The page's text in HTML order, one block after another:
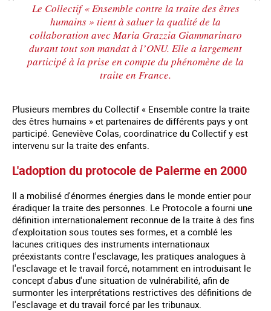
Le Collectif « Ensemble contre la traite des êtres
humains » tient à saluer la qualité de la
collaboration avec Maria Grazzia Giammarinaro
durant tout son mandat à l’ONU. Elle a largement
participé à la prise en compte du phénomène de la
traite en France.
Plusieurs membres du Collectif « Ensemble contre la traite
des êtres humains » et partenaires de différents pays y ont
participé. Geneviève Colas, coordinatrice du Collectif y est
intervenu sur la traite des enfants.
L'adoption du protocole de Palerme en 2000
Il a mobilisé d'énormes énergies dans le monde entier pour
éradiquer la traite des personnes. Le Protocole a fourni une
définition internationalement reconnue de la traite à des fins
d'exploitation sous toutes ses formes, et a comblé les
lacunes critiques des instruments internationaux
préexistants contre l'esclavage, les pratiques analogues à
l'esclavage et le travail forcé, notamment en introduisant le
concept d'abus d'une situation de vulnérabilité, afin de
surmonter les interprétations restrictives des définitions de
l'esclavage et du travail forcé par les tribunaux.